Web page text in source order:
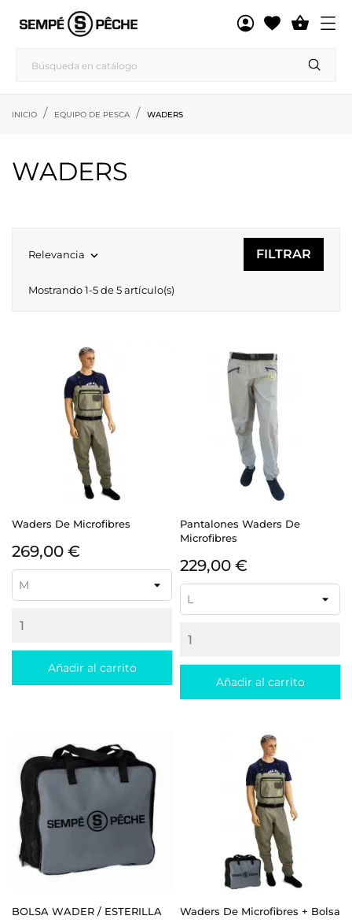

INICIO EQUIPO DE PESCA WADERS
WADERS
Relevancia  FILTRAR
Mostrando 1-5 de 5 artículo(s)
Waders De Microfibres
Precio
269,00 €
Añadir al carrito
Pantalones Waders De
Microfibres
Precio
229,00 €
Añadir al carrito
BOLSA WADER / ESTERILLA Waders De Microfibres + Bolsa